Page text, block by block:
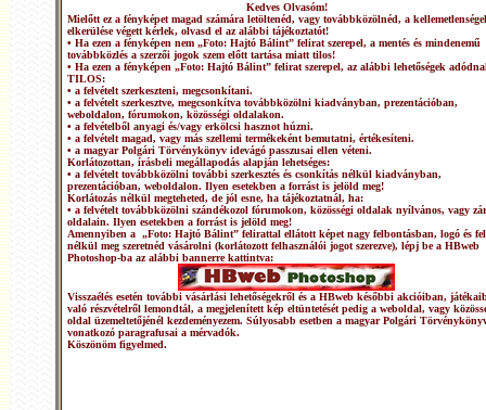
Kedves Olvasóm!
Mielőtt ez a fényképet magad számára letöltenéd, vagy továbbközölnéd, a
elkerülése végett kérlek, olvasd el az alábbi tájékoztatót!
• Ha ezen a fényképen nem „Foto: Hajtó Bálint” felirat szerepel, a mentés és mindenemű
továbbközlés a szerzői jogok szem előtt tartása miatt tilos!
• Ha ezen a fényképen „Foto: Hajtó Bálint” felirat szerepel, az alábbi lehetőségek
TILOS:
• a felvételt szerkeszteni, megcsonkítani.
• a felvételt szerkesztve, megcsonkítva továbbközölni kiadványban, prezentációban,
weboldalon, fórumokon, közösségi oldalakon.
• a felvételből anyagi és/vagy erkölcsi hasznot húzni.
• a felvételt magad, vagy más szellemi termékeként bemutatni, értékesíteni.
• a magyar Polgári Törvénykönyv idevágó passzusai ellen véteni.
Korlátozottan, írásbeli megállapodás alapján lehetséges:
• a felvételt továbbközölni további szerkesztés és csonkítás nélkül kiadványban,
prezentációban, weboldalon. Ilyen esetekben a forrást is jelöld meg!
Korlátozás nélkül megteheted, de jól esne, ha tájékoztatnál, ha:
• a felvételt továbbközölni szándékozol fórumokon, közösségi oldalak nyílvános, vagy
oldalain. Ilyen esetekben a forrást is jelöld meg!
Amennyiben a „Foto: Hajtó Bálint” felirattal ellátott képet nagy felbontásban, logó és
nélkül meg szeretnéd vásárolni (korlátozott felhasználói jogot szerezve), lépj be a HBweb
Photoshop-ba az alábbi bannerre kattintva:
Visszaélés esetén további vásárlási lehetőségekről és a HBweb későbbi akcióiban,
való részvételről lemondtál, a megjelenített kép eltüntetését pedig a weboldal, vagy
oldal üzemeltetőjénél kezdeményezem. Súlyosabb esetben a magyar Polgári
vonatkozó paragrafusai a mérvadók.
Köszönöm figyelmed.